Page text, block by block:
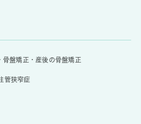
骨盤矯正・産後の骨盤矯正
管狭窄症